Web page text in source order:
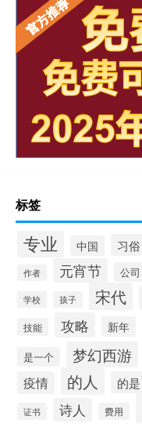
标签
专业 中国 习俗
作者 元宵节 公司
学校 孩子 宋代
技能 攻略 新年
是一个 梦幻西游
疫情 的人 的是
证书 诗人 费用